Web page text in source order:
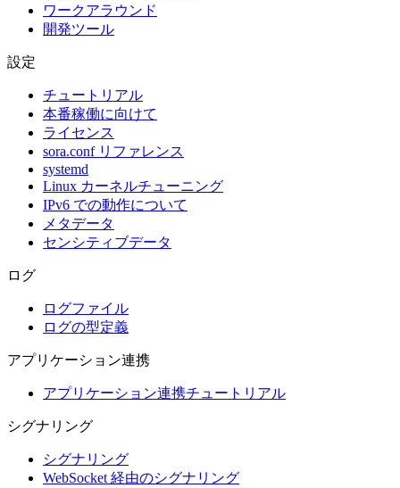
ワークアラウンド
開発ツール
設定
チュートリアル
本番稼働に向けて
ライセンス
sora.conf リファレンス
systemd
Linux カーネルチューニング
IPv6 での動作について
メタデータ
センシティブデータ
ログ
ログファイル
ログの型定義
アプリケーション連携
アプリケーション連携チュートリアル
シグナリング
シグナリング
WebSocket 経由のシグナリング